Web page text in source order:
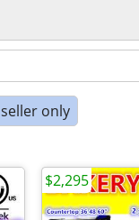
only
$2,295